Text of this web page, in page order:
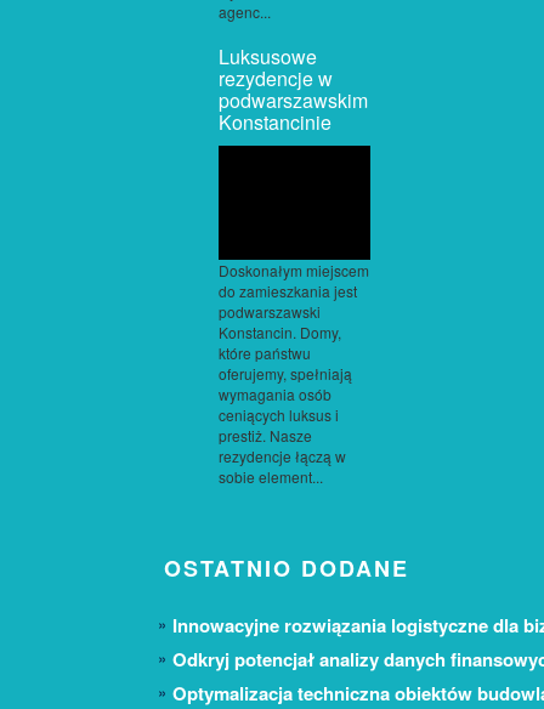
agenc...
Luksusowe
rezydencje w
podwarszawskim
Konstancinie
Doskonałym miejscem
do zamieszkania jest
podwarszawski
Konstancin. Domy,
które państwu
oferujemy, spełniają
wymagania osób
ceniących luksus i
prestiż. Nasze
rezydencje łączą w
sobie element...
OSTATNIO DODANE
Innowacyjne rozwiązania logistyczne dla
Odkryj potencjał analizy danych
Optymalizacja techniczna obiektów